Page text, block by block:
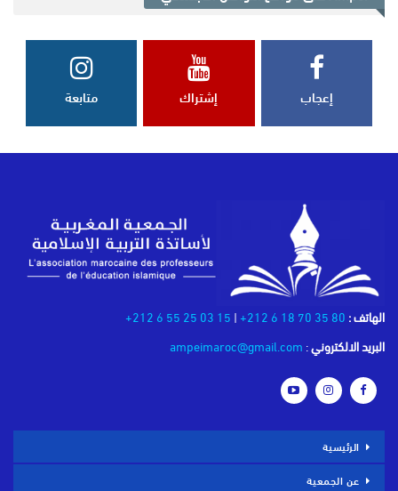
إعجاب إشتراك متابعة
الهاتف : 80 35 70 18 6 212+
|
15 03 25 55 6 212+
البريد الالكتروني:
ampeimaroc@gmail.com
الرئيسية
عن الجمعية